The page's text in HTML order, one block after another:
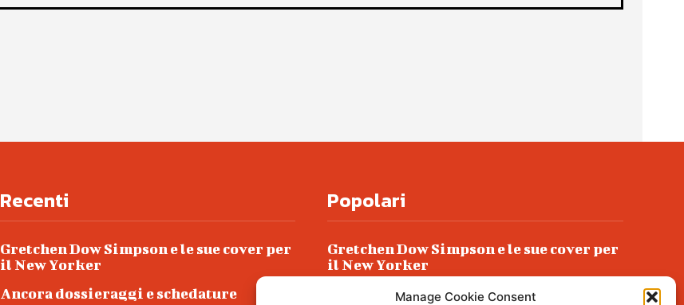
Manage Cookie Consent
Recenti
Gretchen Dow Simpson e le sue cover per
il New Yorker
Ancora dossieraggi e schedature
Popolari
Gretchen Dow Simpson e le sue cover per
il New Yorker
Ancora dossieraggi e schedature